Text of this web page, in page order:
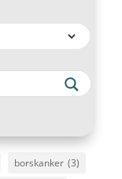
borskanker (3)